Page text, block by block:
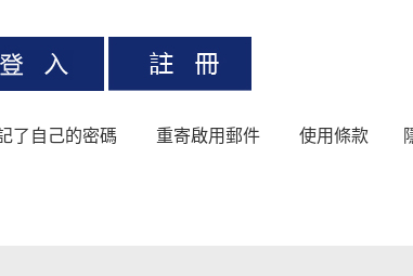
了自己的密碼 重寄啟用郵件 使用條款